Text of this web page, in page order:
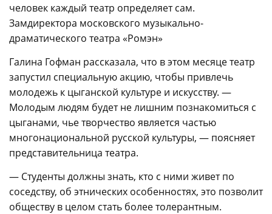
человек каждый театр определяет сам.
Замдиректора московского музыкально-
драматического театра «Ромэн»
Галина Гофман рассказала, что в этом месяце театр
запустил специальную акцию, чтобы привлечь
молодежь к цыганской культуре и искусству. —
Молодым людям будет не лишним познакомиться с
цыганами, чье творчество является частью
многонациональной русской культуры, — поясняет
представительница театра.
— Студенты должны знать, кто с ними живет по
соседству, об этнических особенностях, это позволит
обществу в целом стать более толерантным.